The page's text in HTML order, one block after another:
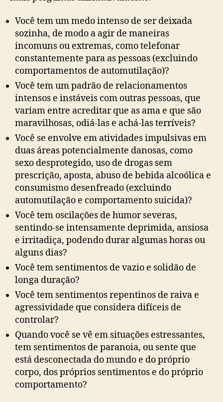
Você tem um medo intenso de ser deixada
sozinha, de modo a agir de maneiras
incomuns ou extremas, como telefonar
constantemente para as pessoas (excluindo
comportamentos de automutilação)?
Você tem um padrão de relacionamentos
intensos e instáveis com outras pessoas, que
variam entre acreditar que as ama e que são
maravilhosas, odiá-las e achá-las terríveis?
Você se envolve em atividades impulsivas em
duas áreas potencialmente danosas, como
sexo desprotegido, uso de drogas sem
prescrição, aposta, abuso de bebida alcoólica e
consumismo desenfreado (excluindo
automutilação e comportamento suicida)?
Você tem oscilações de humor severas,
sentindo-se intensamente deprimida, ansiosa
e irritadiça, podendo durar algumas horas ou
alguns dias?
Você tem sentimentos de vazio e solidão de
longa duração?
Você tem sentimentos repentinos de raiva e
agressividade que considera difíceis de
controlar?
Quando você se vê em situações estressantes,
tem sentimentos de paranoia, ou sente que
está desconectada do mundo e do próprio
corpo, dos próprios sentimentos e do próprio
comportamento?